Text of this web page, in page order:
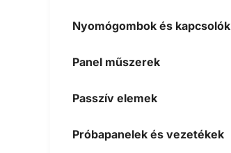
Nyomógombok és kapcsolók
Panel műszerek
Passzív elemek
Próbapanelek és vezetékek